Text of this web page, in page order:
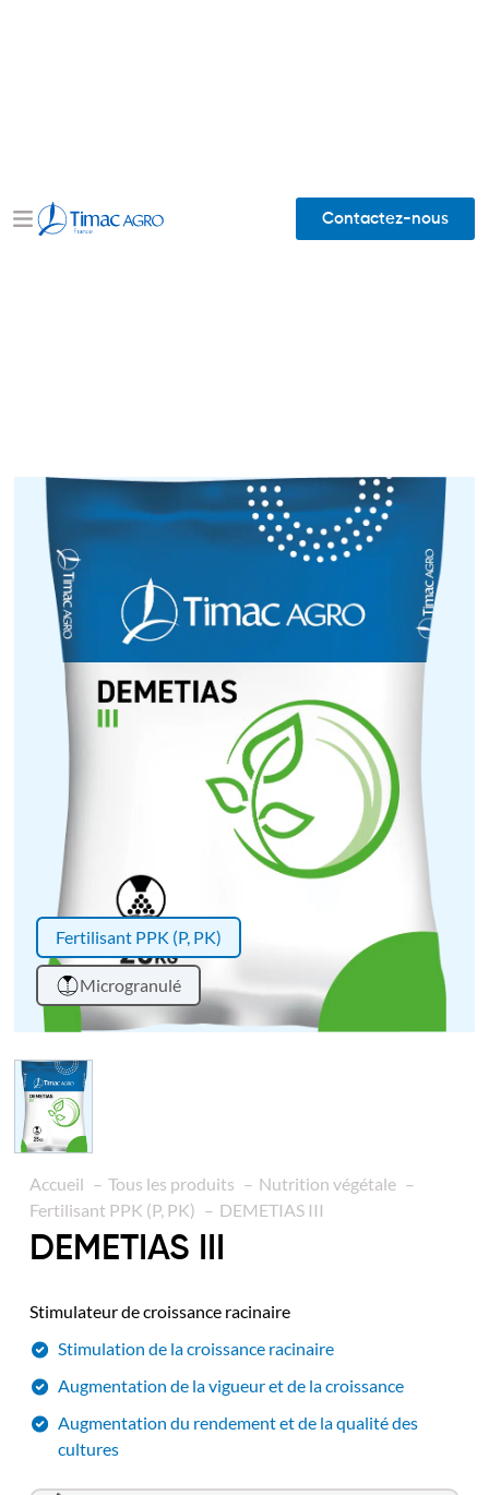
Contactez-nous
Fertilisant PPK (P, PK)
Microgranulé
Accueil Tous les produits
Nutrition végétale
Fertilisant PPK (P, PK)
DEMETIAS III
DEMETIAS III
Stimulateur de croissance racinaire
Stimulation de la croissance racinaire
Augmentation de la vigueur et de la croissance
Augmentation du rendement et de la qualité des
cultures